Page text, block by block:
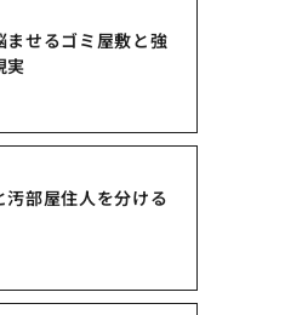
ませるゴミ屋敷と強
実
部屋住人を分ける